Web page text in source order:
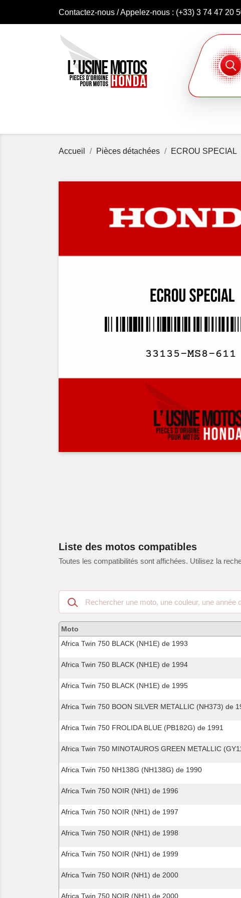
Contactez-nous / Appelez-nous : (+33) 3 74 47 20
Accueil Pièces détachées ECROU SPECIAL
Liste des motos compatibles
Toutes les compatibilités sont affichées. Utilisez la
Recherche
dans
les
motos
compatibles
Moto
Africa Twin 750 BLACK (NH1E) de 1993
Africa Twin 750 BLACK (NH1E) de 1994
Africa Twin 750 BLACK (NH1E) de 1995
Africa Twin 750 BOON SILVER METALLIC (NH373) de
Africa Twin 750 FROLIDA BLUE (PB182G) de 1991
Africa Twin 750 MINOTAUROS GREEN METALLIC
Africa Twin 750 NH138G (NH138G) de 1990
Africa Twin 750 NOIR (NH1) de 1996
Africa Twin 750 NOIR (NH1) de 1997
Africa Twin 750 NOIR (NH1) de 1998
Africa Twin 750 NOIR (NH1) de 1999
Africa Twin 750 NOIR (NH1) de 2000
Africa Twin 750 NOIR (NH1) de 2000